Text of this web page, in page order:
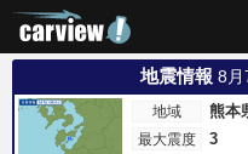
地震情報 8月
地域 熊本
最大震度
3